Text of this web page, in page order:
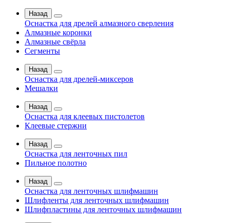
Назад
Оснастка для дрелей алмазного сверления
Алмазные коронки
Алмазные свёрла
Сегменты
Назад
Оснастка для дрелей-миксеров
Мешалки
Назад
Оснастка для клеевых пистолетов
Клеевые стержни
Назад
Оснастка для ленточных пил
Пильное полотно
Назад
Оснастка для ленточных шлифмашин
Шлифленты для ленточных шлифмашин
Шлифпластины для ленточных шлифмашин